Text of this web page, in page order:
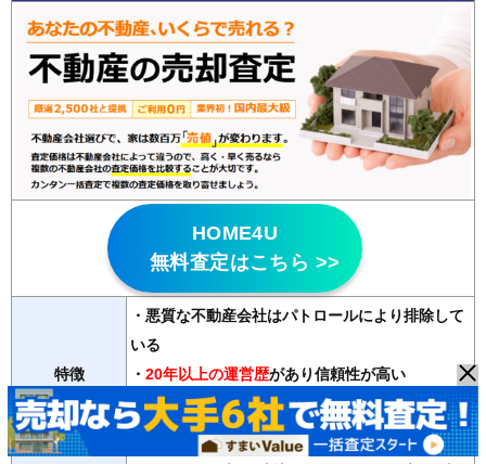
HOME4U
無料査定はこちら >>
特徴
・悪質な不動産会社はパトロールにより排除して
いる
・ 20年以上の運営歴があり信頼性が高い
・2500社の登録会社から最大6社の査定が無料で
受け取れる